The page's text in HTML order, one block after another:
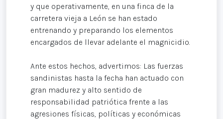
y que operativamente, en una finca de la
carretera vieja a León se han estado
entrenando y preparando los elementos
encargados de llevar adelante el magnicidio.
Ante estos hechos, advertimos: Las fuerzas
sandinistas hasta la fecha han actuado con
gran madurez y alto sentido de
responsabilidad patriótica frente a las
agresiones físicas, políticas y económicas